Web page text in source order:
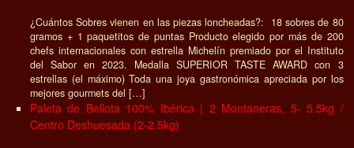
¿Cuántos Sobres vienen en las piezas loncheadas?: 18 sobres de 80
gramos + 1 paquetitos de puntas Producto elegido por más de 200
chefs internacionales con estrella Michelín premiado por el Instituto
del Sabor en 2023. Medalla SUPERIOR TASTE AWARD con 3
estrellas (el máximo) Toda una joya gastronómica apreciada por los
mejores gourmets del […]
Paleta de Bellota 100% Ibérica | 2 Montaneras, 5- 5.5kg /
Centro Deshuesada (2-2.5kg)